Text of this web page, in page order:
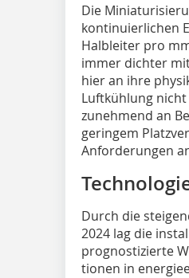
Die
kontinuierlichen
Halbleiter pro
immer dichter
hier an ihre
Luftkühlung
zunehmend an
geringem
Anforderungen
Durch die
2024 lag die
prognostizierte
tionen in